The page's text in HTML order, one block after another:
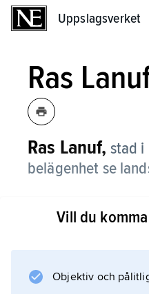
Uppslagsverket
Ras
Ras Lanuf, stad i
belägenhet se
Vill du
Objektiv och